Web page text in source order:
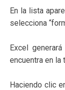
En la lista
selecciona
Excel
encuentra en la
Haciendo clic